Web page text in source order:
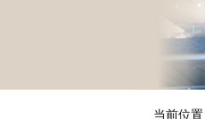
当前位置